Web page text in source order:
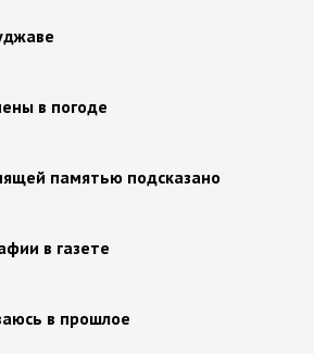
в погоде
памятью подсказано
в газете
в прошлое